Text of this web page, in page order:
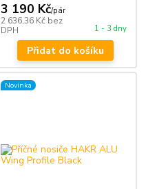
3 190 Kč/pár
2 636,36 Kč bez
DPH
1 - 3 dny
Přidat do košíku
Novinka